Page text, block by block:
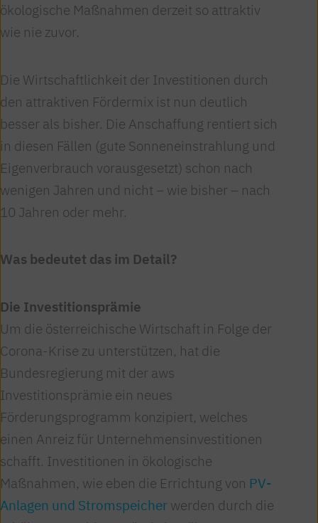
ökologische Maßnahmen derzeit so attraktiv
wie nie zuvor.
Die Wirtschaftlichkeit der Investitionen durch
den attraktiven Fördermix ist nun deutlich
besser als bisher. Die Anschaffung rentiert sich
in diesen Fällen (gute Sonneneinstrahlung und
Eigenverbrauch vorausgesetzt) schon nach
wenigen Jahren und nicht – wie bisher – nach
10 Jahren oder mehr.
Was bedeutet das im Detail?
Die Investitionsprämie
Um die österreichische Wirtschaft in Folge der
Corona-Krise zu unterstützen, hat die
Bundesregierung mit der aws
Investitionsprämie ein neues
Förderungsprogramm konzipiert, welches
einen Anreiz für Unternehmensinvestitionen
schafft. Investitionen in ökologische
Maßnahmen, wie eben die Errichtung von PV-
Anlagen und Stromspeicher werden durch die